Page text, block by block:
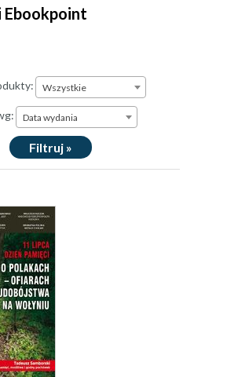
Ebookpoint
Wszystkie
Data wydania
Filtruj »